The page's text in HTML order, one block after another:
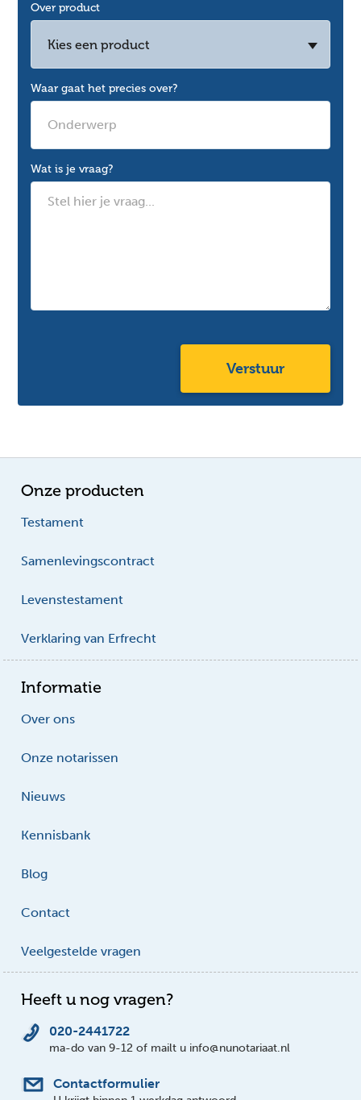
Over product
Kies een product
Waar gaat het precies over?
Wat is je vraag?
Verstuur
Onze producten
Testament
Samenlevingscontract
Levenstestament
Verklaring van Erfrecht
Informatie
Over ons
Onze notarissen
Nieuws
Kennisbank
Blog
Contact
Veelgestelde vragen
Heeft u nog vragen?
020-2441722
ma-do van 9-12 of mailt u info@nunotariaat.nl
Contactformulier